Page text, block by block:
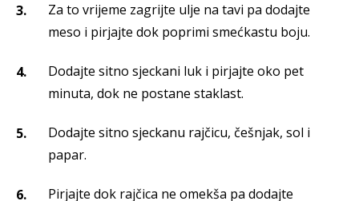
Za to vrijeme zagrijte ulje na tavi pa dodajte
meso i pirjajte dok poprimi smećkastu boju.
Dodajte sitno sjeckani luk i pirjajte oko pet
minuta, dok ne postane staklast.
Dodajte sitno sjeckanu rajčicu, češnjak, sol i
papar.
Pirjajte dok rajčica ne omekša pa dodajte